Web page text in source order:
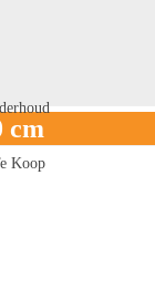
Koop
cm